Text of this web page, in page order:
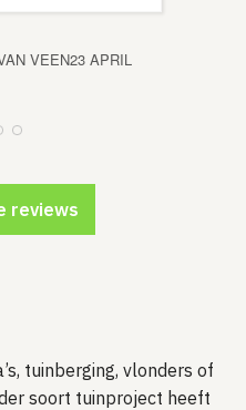
VEEN23 APRIL
reviews
tuinberging, vlonders of
soort tuinproject heeft